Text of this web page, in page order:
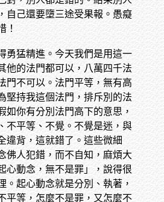
自己還要墮三途受果報。愚癡
！
勇猛精進。今天我們是用這一
他的法門都可以，八萬四千法
門不可以。法門平等，無有高
堅持我這個法門，排斥別的法
如你有分別法門高下的意思，
不平等、不覺。不覺是迷，與
違背，這就錯了。這些微細
佛人犯錯，而不自知，麻煩大
心動念，無不是罪」，說得很
。起心動念就是分別、執著，
平等，怎麼不是罪，又怎麼不